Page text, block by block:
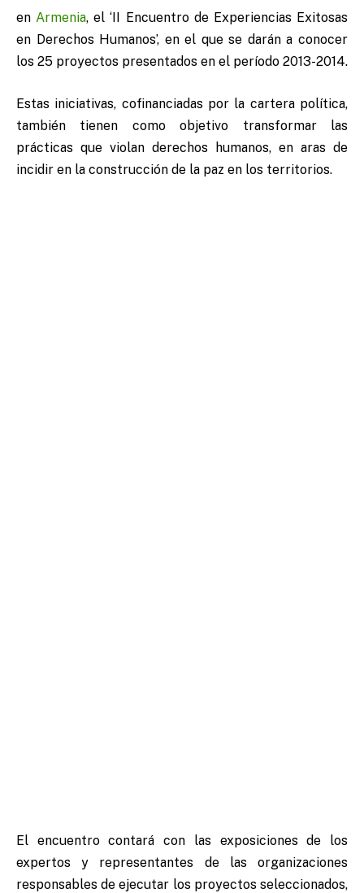
enArmenia, el ‘II Encuentro de Experiencias Exitosas
en Derechos Humanos’, en el que se darán a conocer
los 25 proyectos presentados en el período 2013-2014.
Estas iniciativas, cofinanciadas por la cartera política,
también tienen como objetivo transformar las
prácticas que violan derechos humanos, en aras de
incidir en la construcción de la paz en los territorios.
El encuentro contará con las exposiciones de los
expertos y representantes de las organizaciones
responsables de ejecutar los proyectos seleccionados,